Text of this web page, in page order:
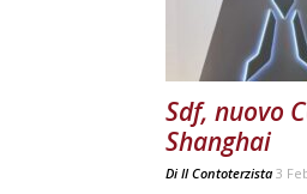
Sdf, nuovo
Shanghai
Di Il Contoterzista 3